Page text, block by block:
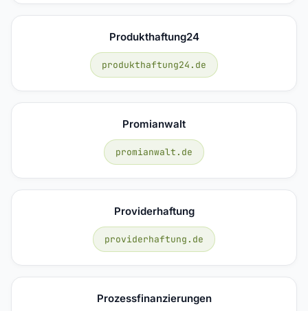
Produkthaftung24
produkthaftung24.de
Promianwalt
promianwalt.de
Providerhaftung
providerhaftung.de
Prozessfinanzierungen